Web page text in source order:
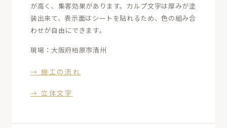
が高く、集客効果があります。カルプ文字は厚みが塗
装出来て、表示面はシートを貼れるため、色の組み合
わせが自由にできます。
現場：大阪府柏原市清州
→ 施工の流れ
→ 立体文字